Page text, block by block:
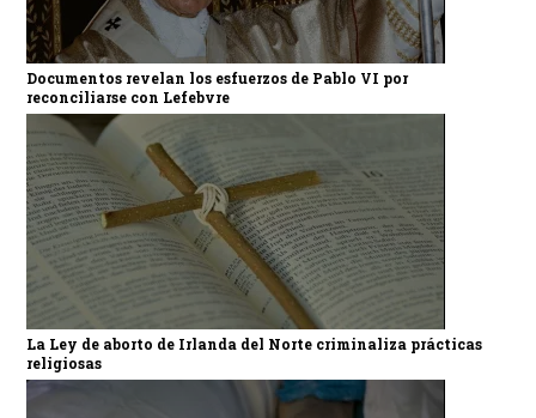
Documentos revelan los esfuerzos de Pablo VI por
reconciliarse con Lefebvre
La Ley de aborto de Irlanda del Norte criminaliza prácticas
religiosas